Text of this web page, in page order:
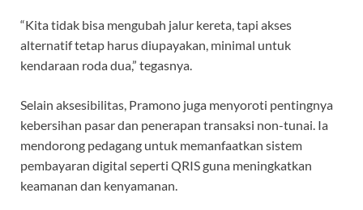
“Kita tidak bisa mengubah jalur kereta, tapi akses
alternatif tetap harus diupayakan, minimal untuk
kendaraan roda dua,” tegasnya.
Selain aksesibilitas, Pramono juga menyoroti pentingnya
kebersihan pasar dan penerapan transaksi non-tunai. Ia
mendorong pedagang untuk memanfaatkan sistem
pembayaran digital seperti QRIS guna meningkatkan
keamanan dan kenyamanan.